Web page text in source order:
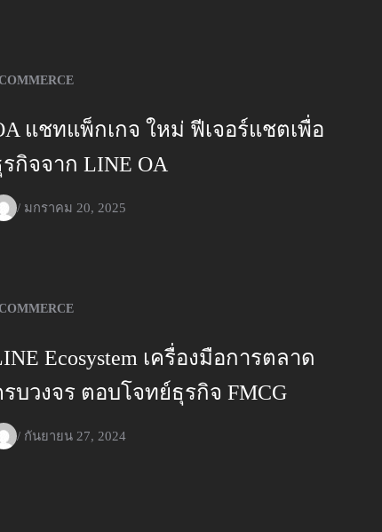
แชทแพ็กเกจ ใหม่ ฟีเจอร์แชตเพื่อ
กิจจาก LINE OA
/ มกราคม 20, 2025
Ecosystem เครื่องมือการตลาด
บวงจร ตอบโจทย์ธุรกิจ FMCG
/ กันยายน 27, 2024